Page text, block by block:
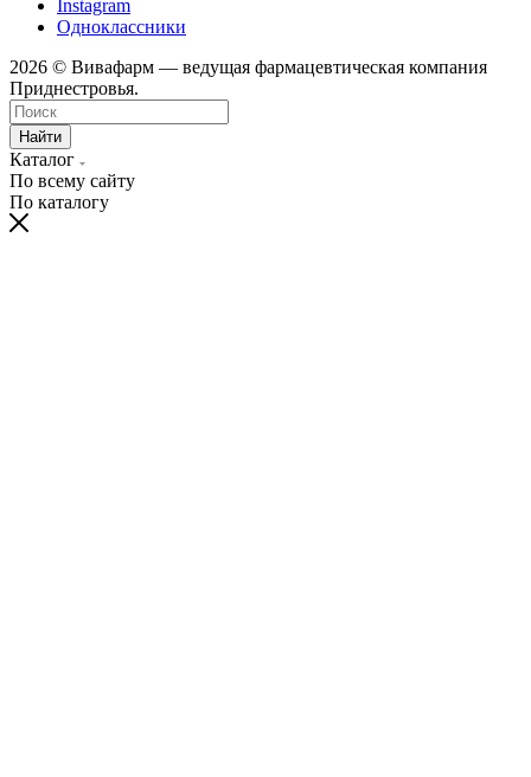
Instagram
Одноклассники
2026 © Вивафарм — ведущая фармацевтическая компания
Приднестровья.
Найти
Каталог
По всему сайту
По каталогу